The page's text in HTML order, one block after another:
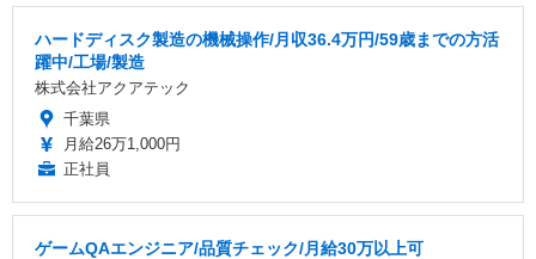
ハードディスク製造の機械操作/月収36.4万円/59歳までの方活
躍中/工場/製造
株式会社アクアテック
千葉県
月給26万1,000円
正社員
ゲームQAエンジニア/品質チェック/月給30万以上可